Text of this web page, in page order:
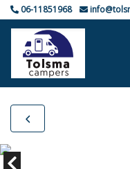
06-11851968